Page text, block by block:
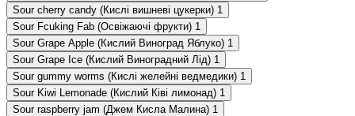
Sour cherry candy (Кислі вишневі цукерки) 1
Sour Fcuking Fab (Освіжаючі фрукти) 1
Sour Grape Apple (Кислий Виноград Яблуко) 1
Sour Grape Ice (Кислий Виноградний Лід) 1
Sour gummy worms (Кислі желейні ведмедики) 1
Sour Kiwi Lemonade (Кислий Ківі лимонад) 1
Sour raspberry jam (Джем Кисла Малина) 1